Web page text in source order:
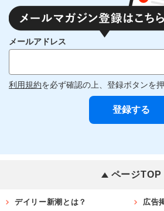
メールアドレス
利用規約を必ず確認の上、登録ボタンを
ページTOP
デイリー新潮とは？ 広告